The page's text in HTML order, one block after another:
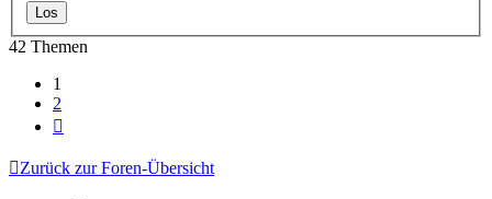
42 Themen
1
2
Zurück zur Foren-Übersicht